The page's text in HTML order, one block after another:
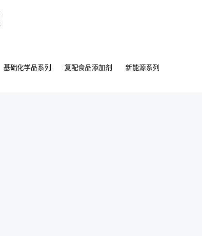
基础化学品系列 复配食品添加剂 新能源系列